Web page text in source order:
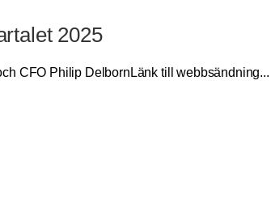
2025
CFO Philip DelbornLänk till webbsändning...